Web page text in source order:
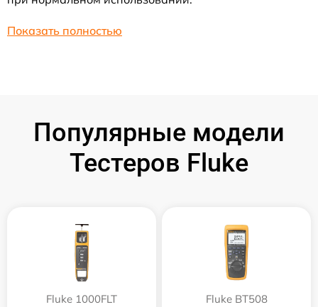
Показать полностью
Популярные модели
Тестеров Fluke
Fluke 1000FLT Fluke BT508